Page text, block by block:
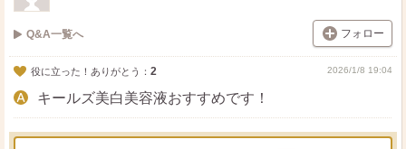
Q&A一覧へ フォロー
役に立った！ありがとう： 2 2026/1/8 19:04
キールズ美白美容液おすすめです！